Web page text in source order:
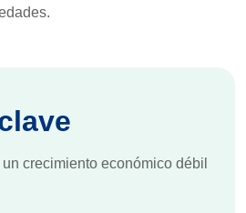
crecimiento económico débil